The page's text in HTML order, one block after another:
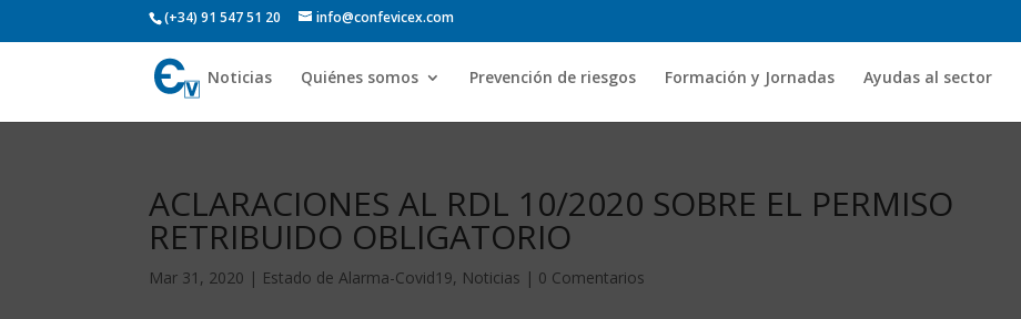
(+34) 91 547 51 20 info@confevicex.com
Noticias Quiénes somos Prevención de riesgos Formación y Jornadas Ayudas al sector
ACLARACIONES AL RDL 10/2020 SOBRE EL PERMISO
RETRIBUIDO OBLIGATORIO
Mar 31, 2020 | Estado de Alarma-Covid19, Noticias | 0 Comentarios